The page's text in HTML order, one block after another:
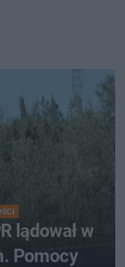
lądował w
Pomocy